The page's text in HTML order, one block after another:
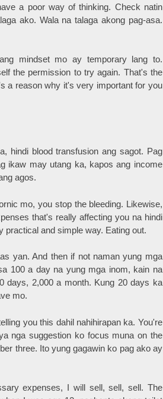
a poor way of thinking. Check natin
ako. Wala na talaga akong pag-asa.
mindset mo ay temporary lang to.
the permission to try again. That's the
a reason why it's very important for you
hindi blood transfusion ang sagot. Pag
ikaw may utang ka, kapos ang income
agos.
mo, you stop the bleeding. Likewise,
that's really affecting you na hindi
practical and simple way. Eating out.
yan. And then if not naman yung mga
100 a day na yung mga inom, kain na
days, 2,000 a month. Kung 20 days ka
mo.
you this dahil nahihirapan ka. You're
nga suggestion ko focus muna on the
three. Ito yung gagawin ko pag ako ay
expenses, I will sell, sell, sell. The